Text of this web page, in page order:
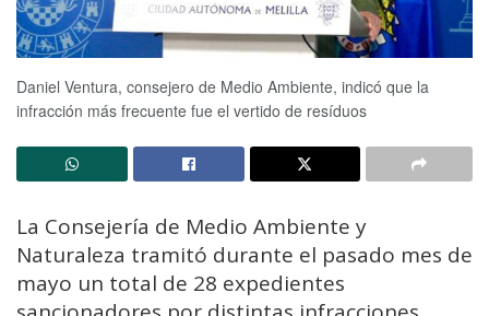
Daniel Ventura, consejero de Medio Ambiente, indicó que la
infracción más frecuente fue el vertido de resíduos
La Consejería de Medio Ambiente y
Naturaleza tramitó durante el pasado mes de
mayo un total de 28 expedientes